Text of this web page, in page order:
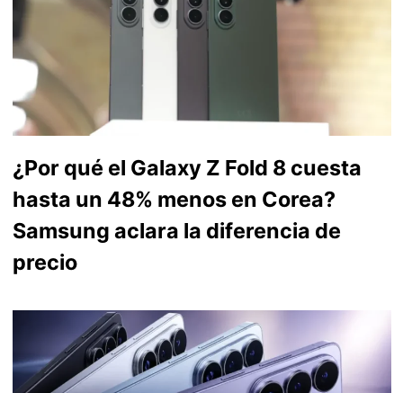
¿Por qué el Galaxy Z Fold 8 cuesta
hasta un 48% menos en Corea?
Samsung aclara la diferencia de
precio